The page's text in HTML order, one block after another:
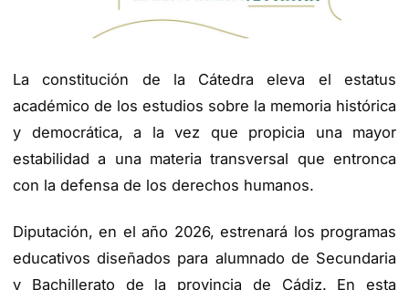
La constitución de la Cátedra eleva el estatus
académico de los estudios sobre la memoria histórica
y democrática, a la vez que propicia una mayor
estabilidad a una materia transversal que entronca
con la defensa de los derechos humanos.
Diputación, en el año 2026, estrenará los programas
educativos diseñados para alumnado de Secundaria
y Bachillerato de la provincia de Cádiz. En esta